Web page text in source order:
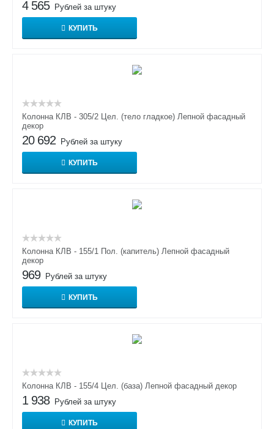
4 565 Рублей за штуку
КУПИТЬ
Колонна КЛВ - 305/2 Цел. (тело гладкое) Лепной фасадный
декор
20 692 Рублей за штуку
КУПИТЬ
Колонна КЛВ - 155/1 Пол. (капитель) Лепной фасадный
декор
969 Рублей за штуку
КУПИТЬ
Колонна КЛВ - 155/4 Цел. (база) Лепной фасадный декор
1 938 Рублей за штуку
КУПИТЬ